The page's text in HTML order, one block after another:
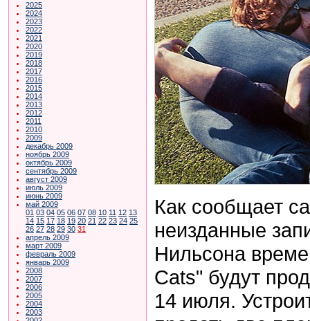
2025
2024
2023
2022
2021
2020
2019
2018
2017
2016
2015
2014
2013
2012
2011
2010
2009
декабрь 2009
ноябрь 2009
октябрь 2009
сентябрь 2009
август 2009
июль 2009
июнь 2009
май 2009
01 03 04 05 06 07 08 10 11 12 13
14 15 17 18 19 20 21 22 23 24 25
26 27 28 29 30 31
апрель 2009
март 2009
февраль 2009
январь 2009
2008
2007
2006
2005
2004
2003
Как сообщает
неизданные
Нильсона
Cats" будут
14 июля.